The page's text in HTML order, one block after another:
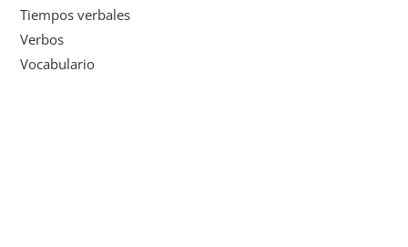
Tiempos verbales
Verbos
Vocabulario